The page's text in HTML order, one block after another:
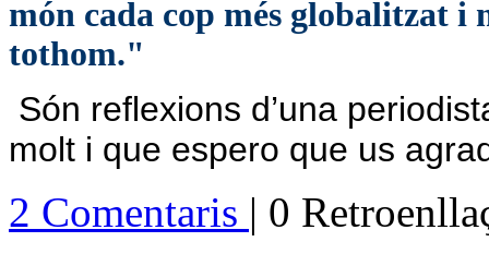
món cada cop més globalitzat i
tothom."
Són reflexions d’una
molt i que espero que us
2 Comentaris | 0